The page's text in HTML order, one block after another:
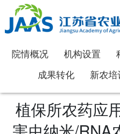
院情概况 机构设置
成果转化
新农培
植保所农药应